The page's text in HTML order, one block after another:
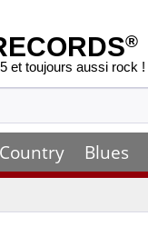
®
et toujours aussi rock !
Country Blues